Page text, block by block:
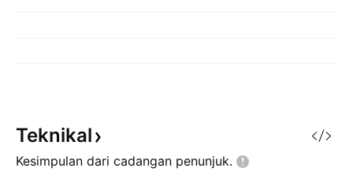
Teknikal
Kesimpulan dari cadangan penunjuk.